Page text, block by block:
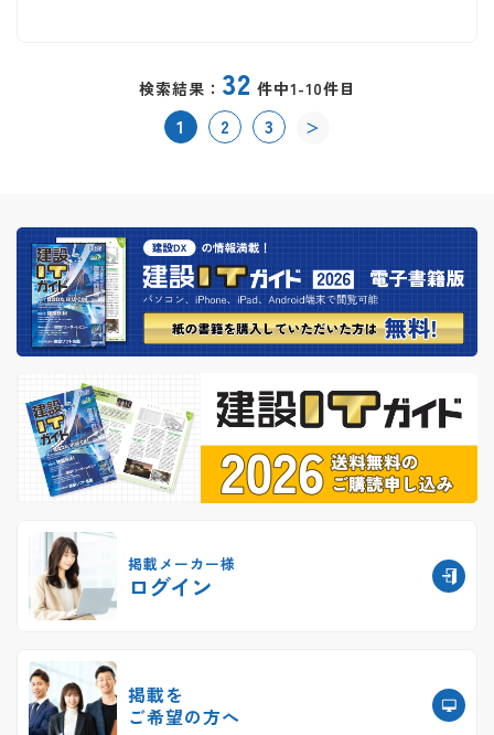
検索結果： 32 件中1-10件目
1 2 3 ＞
掲載メーカー様
ログイン
掲載を
ご希望の方へ